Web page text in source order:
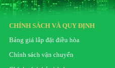
CHÍNH SÁCH VÀ QUY ĐỊNH
Bảng giá lắp đặt điều hòa
Chính sách vận chuyển